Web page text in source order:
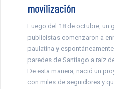
movilización
Luego del 18 de octubre, un
publicistas comenzaron a
paulatina y
paredes de Santiago a raíz
De esta manera, nació un
con miles de seguidores y